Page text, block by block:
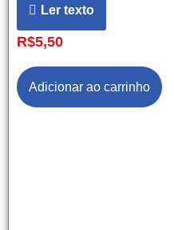
Ler texto
R$5,50
Adicionar ao carrinho